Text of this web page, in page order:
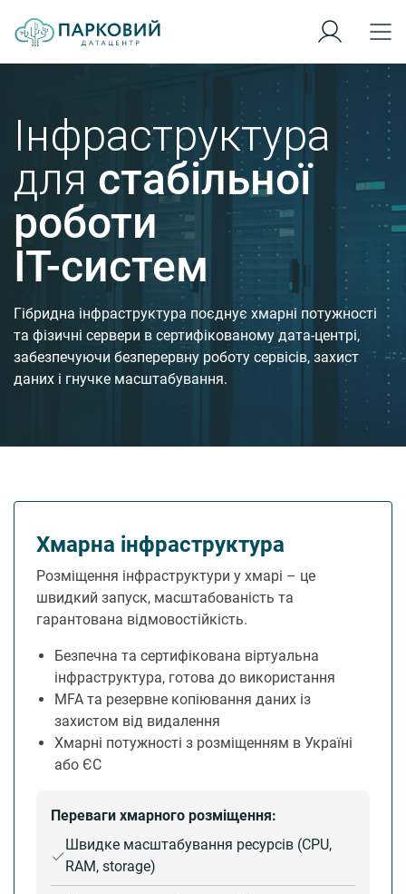
Інфраструктура
для стабільної
роботи
IT-систем
Гібридна інфраструктура поєднує хмарні потужності
та фізичні сервери в сертифікованому дата-центрі,
забезпечуючи безперервну роботу сервісів, захист
даних і гнучке масштабування.
Хмарна інфраструктура
Розміщення інфраструктури у хмарі – це
швидкий запуск, масштабованість та
гарантована відмовостійкість.
Безпечна та сертифікована віртуальна
інфраструктура, готова до використання
MFA та резервне копіювання даних із
захистом від видалення
Хмарні потужності з розміщенням в Україні
або ЄС
Переваги хмарного розміщення:
Швидке масштабування ресурсів (CPU,
RAM, storage)